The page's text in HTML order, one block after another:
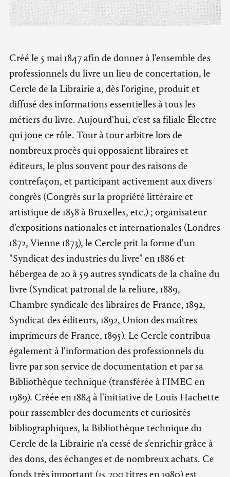
Créé le 5 mai 1847 afin de donner à l'ensemble des
professionnels du livre un lieu de concertation, le
Cercle de la Librairie a, dès l'origine, produit et
diffusé des informations essentielles à tous les
métiers du livre. Aujourd'hui, c'est sa filiale Électre
qui joue ce rôle. Tour à tour arbitre lors de
nombreux procès qui opposaient libraires et
éditeurs, le plus souvent pour des raisons de
contrefaçon, et participant activement aux divers
congrès (Congrès sur la propriété littéraire et
artistique de 1858 à Bruxelles, etc.) ; organisateur
d'expositions nationales et internationales (Londres
1872, Vienne 1873), le Cercle prit la forme d'un
"Syndicat des industries du livre" en 1886 et
hébergea de 20 à 59 autres syndicats de la chaîne du
livre (Syndicat patronal de la reliure, 1889,
Chambre syndicale des libraires de France, 1892,
Syndicat des éditeurs, 1892, Union des maîtres
imprimeurs de France, 1895). Le Cercle contribua
également à l'information des professionnels du
livre par son service de documentation et par sa
Bibliothèque technique (transférée à l'IMEC en
1989). Créée en 1884 à l'initiative de Louis Hachette
pour rassembler des documents et curiosités
bibliographiques, la Bibliothèque technique du
Cercle de la Librairie n'a cessé de s'enrichir grâce à
des dons, des échanges et de nombreux achats. Ce
fonds très important (15 700 titres en 1980) est